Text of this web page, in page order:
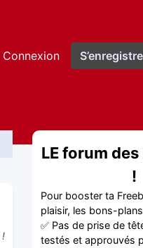
Connexion
!
LE forum
!
Pour booster ta
plaisir, les bons-
✅ Pas de prise de
testés et approuvés